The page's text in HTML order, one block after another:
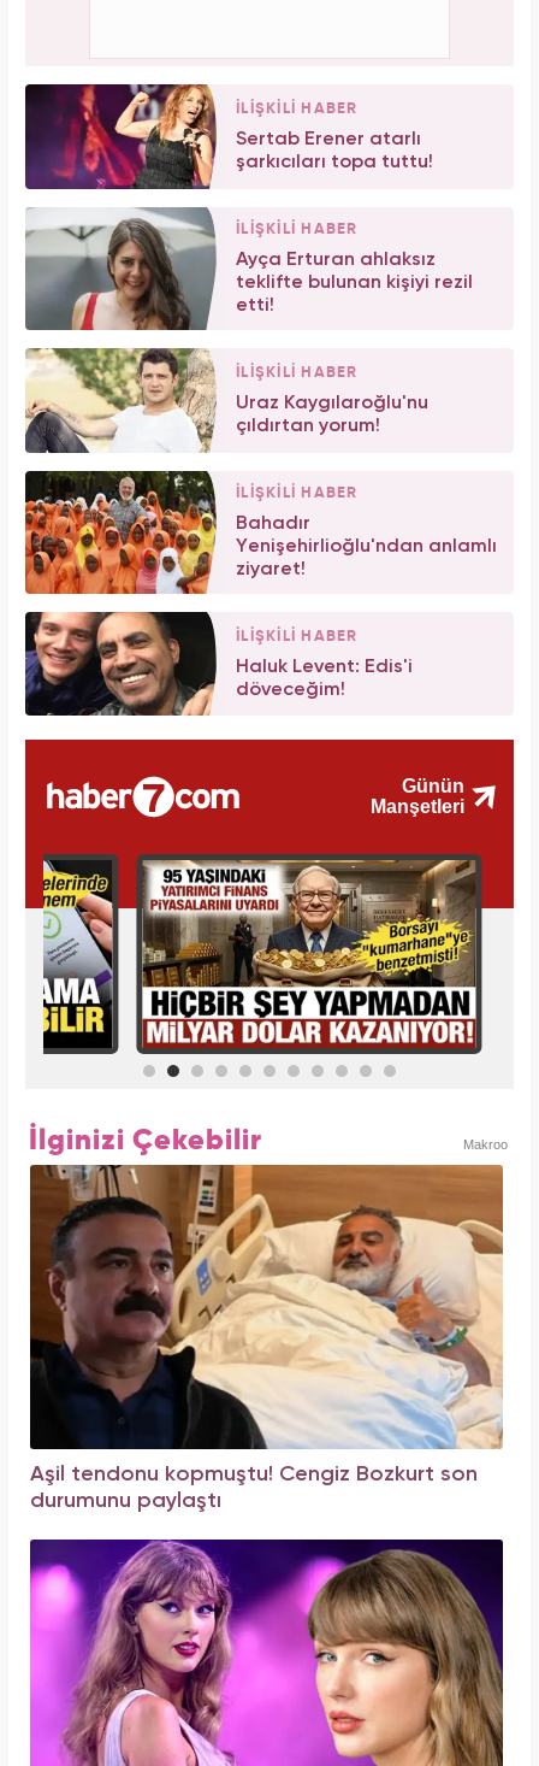
İLİŞKİLİ HABER
Sertab Erener atarlı
şarkıcıları topa tuttu!
İLİŞKİLİ HABER
Ayça Erturan ahlaksız
teklifte bulunan kişiyi rezil
etti!
İLİŞKİLİ HABER
Uraz Kaygılaroğlu'nu
çıldırtan yorum!
İLİŞKİLİ HABER
Bahadır
Yenişehirlioğlu'ndan anlamlı
ziyaret!
İLİŞKİLİ HABER
Haluk Levent: Edis'i
döveceğim!
İlginizi Çekebilir Makroo
Aşil tendonu kopmuştu! Cengiz Bozkurt son
durumunu paylaştı